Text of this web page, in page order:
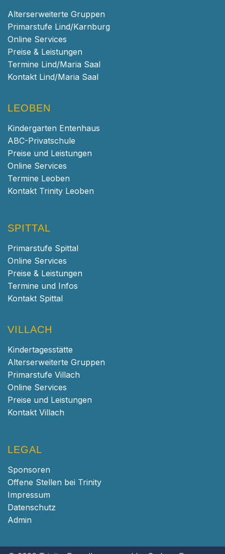
Alterserweiterte Gruppen
Primarstufe Lind/Karnburg
Online Services
Preise & Leistungen
Termine Lind/Maria Saal
Kontakt Lind/Maria Saal
LEOBEN
Kindergarten Entenhaus
ABC-Privatschule
Preise und Leistungen
Online Services
Termine Leoben
Kontakt Trinity Leoben
SPITTAL
Primarstufe Spittal
Online Services
Preise & Leistungen
Termine und Infos
Kontakt Spittal
VILLACH
Kindertagesstätte
Alterserweiterte Gruppen
Primarstufe Villach
Online Services
Preise und Leistungen
Kontakt Villach
LEGAL
Sponsoren
Offene Stellen bei Trinity
Impressum
Datenschutz
Admin